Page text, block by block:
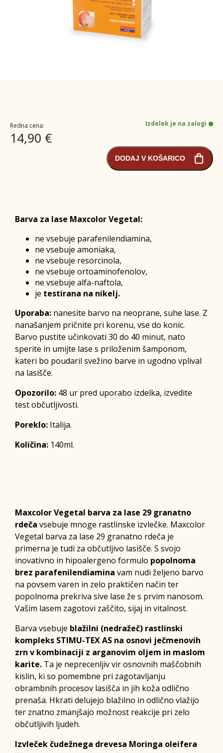
Redna cena:
14,90 €
Izdelek je na zalogi
DODAJ V KOŠARICO
Barva za lase Maxcolor Vegetal:
ne vsebuje parafenilendiamina,
ne vsebuje amoniaka,
ne vsebuje resorcinola,
ne vsebuje ortoaminofenolov,
ne vsebuje alfa-naftola,
je testirana na nikelj.
Uporaba: nanesite barvo na neoprane, suhe lase. Z
nanašanjem pričnite pri korenu, vse do konic.
Barvo pustite učinkovati 30 do 40 minut, nato
sperite in umijte lase s priloženim šamponom,
kateri bo poudaril svežino barve in ugodno vplival
na lasišče.
Opozorilo: 48 ur pred uporabo izdelka, izvedite
test občutljivosti.
Poreklo: Italija.
Količina: 140ml.
Maxcolor Vegetal barva za lase 29 granatno
rdeča vsebuje mnoge rastlinske izvlečke. Maxcolor
Vegetal barva za lase 29 granatno rdeča je
primerna je tudi za občutljivo lasišče. S svojo
inovativno in hipoalergeno formulo popolnoma
brez parafenilendiamina vam nudi željeno barvo
na povsem varen in zelo praktičen način ter
popolnoma prekriva sive lase že s prvim nanosom.
Vašim lasem zagotovi zaščito, sijaj in vitalnost.
Barva vsebuje blažilni (nedražeč) rastlinski
kompleks STIMU-TEX AS na osnovi ječmenovih
zrn v kombinaciji z arganovim oljem in maslom
karite. Ta je neprecenljiv vir osnovnih maščobnih
kislin, ki so pomembne pri zagotavljanju
obrambnih procesov lasišča in jih koža odlično
prenaša. Hkrati delujejo blažilno in odlično vlažijo
ter znatno zmanjšajo možnost reakcije pri zelo
občutljivih ljudeh.
Izvleček čudežnega drevesa Moringa oleifera